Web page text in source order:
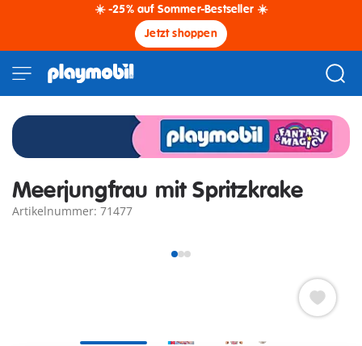
☀️ -25% auf Sommer-Bestseller ☀️
Jetzt shoppen
Meerjungfrau mit Spritzkrake
Artikelnummer: 71477